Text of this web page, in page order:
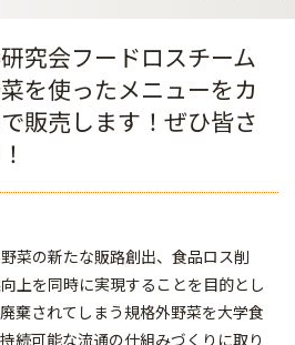
究会フードロスチーム
を使ったメニューをカ
販売します！ぜひ皆さ
菜の新たな販路創出、食品ロス削
上を同時に実現することを目的とし
棄されてしまう規格外野菜を大学食
続可能な流通の仕組みづくりに取り